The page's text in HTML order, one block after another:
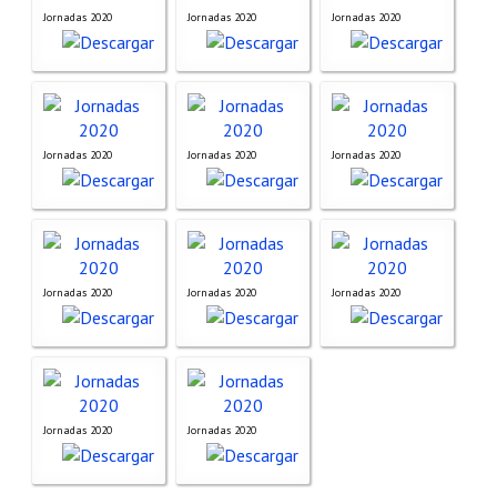
Premio Prensa Agraria
Buscador de Artículos
JORNADAS AIDA
Presentación Jornadas
Comunicaciones
Jornadas PAM 2026
Premio Jóvenes Investigadores
Buscador de Comunicaciones
Buscador de Comunicaciones
CONTACTO
BUSCADOR
Jornadas 2020 Jornadas 2020 Jornadas 2020
Jornadas 2020 Jornadas 2020 Jornadas 2020
Jornadas 2020 Jornadas 2020 Jornadas 2020
Jornadas 2020 Jornadas 2020